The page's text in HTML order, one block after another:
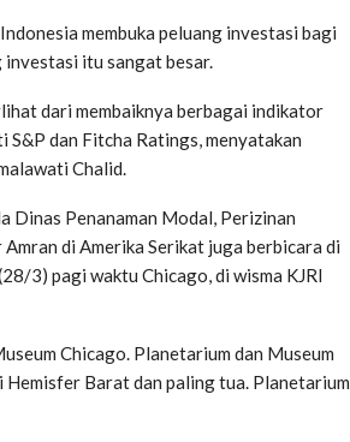
membuka peluang investasi bagi
investasi itu sangat besar.
dari membaiknya berbagai indikator
dan Fitcha Ratings, menyatakan
Chalid.
Dinas Penanaman Modal, Perizinan
di Amerika Serikat juga berbicara di
3) pagi waktu Chicago, di wisma KJRI
Chicago. Planetarium dan Museum
Barat dan paling tua. Planetarium